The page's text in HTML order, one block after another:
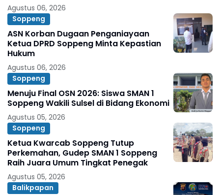
Agustus 06, 2026
Soppeng
ASN Korban Dugaan Penganiayaan
Ketua DPRD Soppeng Minta Kepastian
Hukum
Agustus 06, 2026
Soppeng
Menuju Final OSN 2026: Siswa SMAN 1
Soppeng Wakili Sulsel di Bidang Ekonomi
Agustus 05, 2026
Soppeng
Ketua Kwarcab Soppeng Tutup
Perkemahan, Gudep SMAN 1 Soppeng
Raih Juara Umum Tingkat Penegak
Agustus 05, 2026
Balikpapan